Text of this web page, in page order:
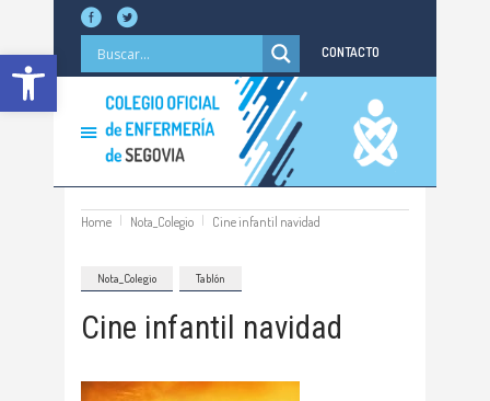
Abrir barra de herramientas CONTACTO
Home Nota_Colegio Cine infantil navidad
Nota_Colegio Tablón
Cine infantil navidad